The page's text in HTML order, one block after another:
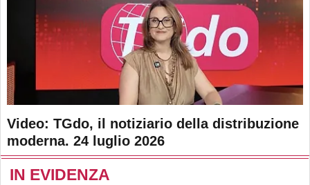
Video: TGdo, il notiziario della distribuzione
moderna. 24 luglio 2026
IN EVIDENZA